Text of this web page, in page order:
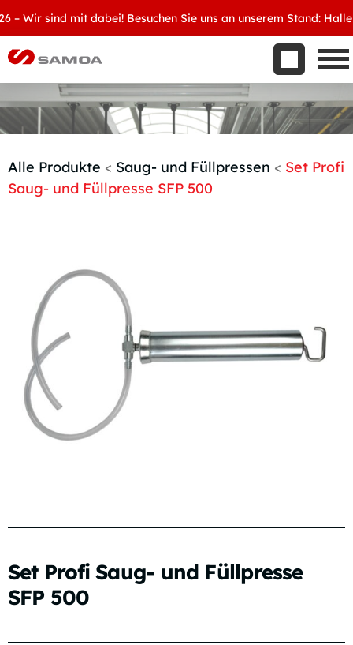
Wir sind mit dabei! Besuchen Sie uns an unserem Stand: Halle
Aktuelles
Kontakt
Handelspartner werden
Alle Produkte < Saug- und Füllpressen < Set Profi
Saug- und Füllpresse SFP 500
Set Profi Saug- und Füllpresse
SFP 500